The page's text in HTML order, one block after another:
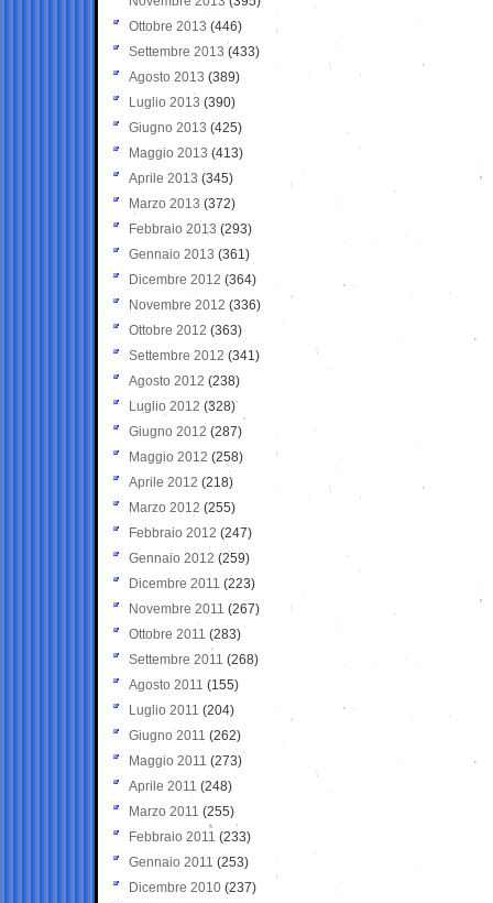
Ottobre 2013 (446)
Settembre 2013 (433)
Agosto 2013 (389)
Luglio 2013 (390)
Giugno 2013 (425)
Maggio 2013 (413)
Aprile 2013 (345)
Marzo 2013 (372)
Febbraio 2013 (293)
Gennaio 2013 (361)
Dicembre 2012 (364)
Novembre 2012 (336)
Ottobre 2012 (363)
Settembre 2012 (341)
Agosto 2012 (238)
Luglio 2012 (328)
Giugno 2012 (287)
Maggio 2012 (258)
Aprile 2012 (218)
Marzo 2012 (255)
Febbraio 2012 (247)
Gennaio 2012 (259)
Dicembre 2011 (223)
Novembre 2011 (267)
Ottobre 2011 (283)
Settembre 2011 (268)
Agosto 2011 (155)
Luglio 2011 (204)
Giugno 2011 (262)
Maggio 2011 (273)
Aprile 2011 (248)
Marzo 2011 (255)
Febbraio 2011 (233)
Gennaio 2011 (253)
Dicembre 2010 (237)